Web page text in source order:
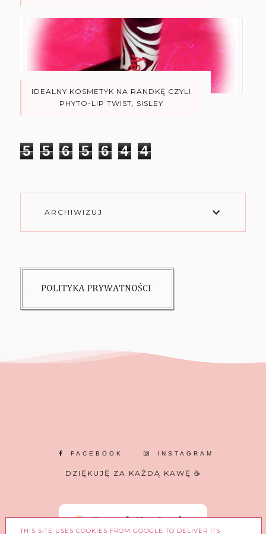
IDEALNY KOSMETYK NA RANDKĘ CZYLI
PHYTO-LIP TWIST, SISLEY
5 5 6 5 6 4 4
ARCHIWIZUJ
FACEBOOK INSTAGRAM
DZIĘKUJĘ ZA KAŻDĄ KAWĘ ☕
THIS SITE USES COOKIES FROM GOOGLE TO DELIVER ITS